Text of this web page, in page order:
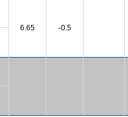
6.65
-0.5